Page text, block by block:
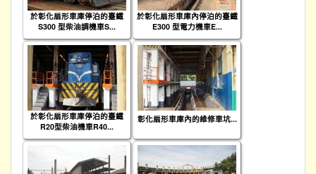
於彰化扇形車庫停泊的臺鐵
S300 型柴油調機車S...
於彰化扇形車庫內停泊的臺鐵
E300 型電力機車E...
於彰化扇形車庫停泊的臺鐵
R20型柴油機車R40...
彰化扇形車庫內的維修車坑...